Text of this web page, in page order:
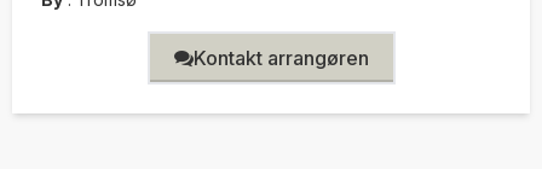
Kontakt arrangøren